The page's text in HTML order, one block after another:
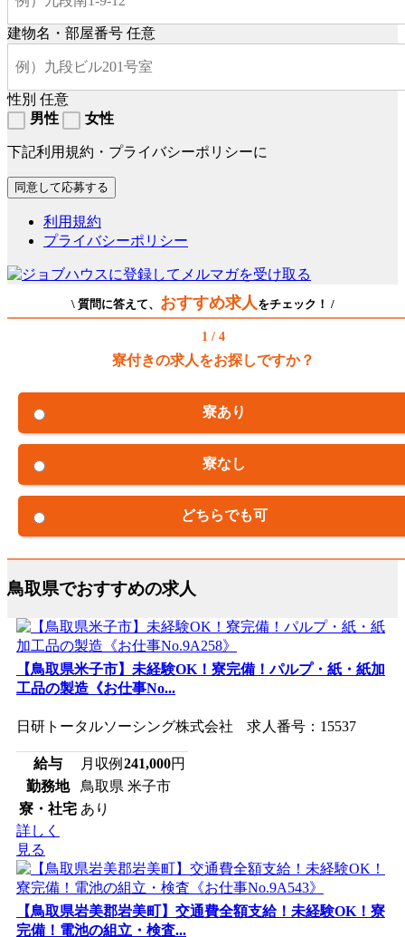
建物名・部屋番号 任意
性別 任意
男性
女性
下記利用規約・プライバシーポリシーに
利用規約
プライバシーポリシー
\ 質問に答えて、 おすすめ求人をチェック！ /
1 / 4
寮付きの求人をお探しですか？
寮あり
寮なし
どちらでも可
鳥取県でおすすめの求人
【鳥取県米子市】未経験OK！寮完備！パルプ・紙・紙加
工品の製造《お仕事No...
日研トータルソーシング株式会社 求人番号：15537
給与 月収例 241,000円
勤務地
鳥取県 米子市
寮・社宅 あり
詳しく
見る
【鳥取県岩美郡岩美町】交通費全額支給！未経験OK！寮
完備！電池の組立・検査...